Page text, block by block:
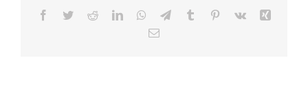
Facebook
TwitterRedditLinkedInWhatsApp
TelegramTumblr Pinterest
Vk
Email